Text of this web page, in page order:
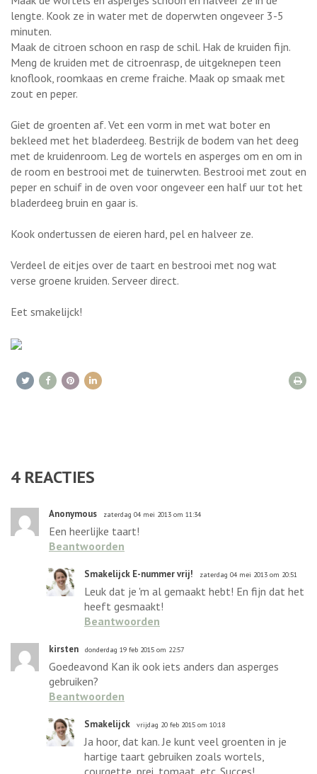
lengte. Kook ze in water met de doperwten ongeveer 3-5
minuten.
Maak de citroen schoon en rasp de schil. Hak de kruiden fijn.
Meng de kruiden met de citroenrasp, de uitgeknepen teen
knoflook, roomkaas en creme fraiche. Maak op smaak met
zout en peper.
Giet de groenten af. Vet een vorm in met wat boter en
bekleed met het bladerdeeg. Bestrijk de bodem van het deeg
met de kruidenroom. Leg de wortels en asperges om en om in
de room en bestrooi met de tuinerwten. Bestrooi met zout en
peper en schuif in de oven voor ongeveer een half uur tot het
bladerdeeg bruin en gaar is.
Kook ondertussen de eieren hard, pel en halveer ze.
Verdeel de eitjes over de taart en bestrooi met nog wat
verse groene kruiden. Serveer direct.
Eet smakelijck!
4 REACTIES
Anonymous zaterdag 04 mei 2013 om 11:34
Een heerlijke taart!
Beantwoorden
Smakelijck E-nummer vrij! zaterdag 04 mei 2013 om 20:51
Leuk dat je 'm al gemaakt hebt! En fijn dat het
heeft gesmaakt!
Beantwoorden
kirsten donderdag 19 feb 2015 om 22:57
Goedeavond Kan ik ook iets anders dan asperges
gebruiken?
Beantwoorden
Smakelijck vrijdag 20 feb 2015 om 10:18
Ja hoor, dat kan. Je kunt veel groenten in je
hartige taart gebruiken zoals wortels,
courgette, prei, tomaat, etc. Succes!